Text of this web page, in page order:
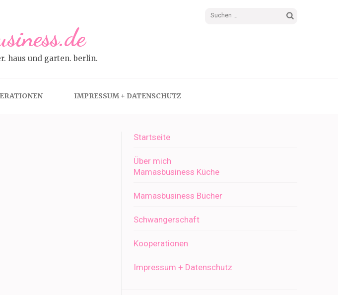
Suchen
haus und garten. berlin.
IMPRESSUM + DATENSCHUTZ
Startseite
Über mich
Mamasbusiness Küche
Mamasbusiness Bücher
Schwangerschaft
Kooperationen
Impressum + Datenschutz